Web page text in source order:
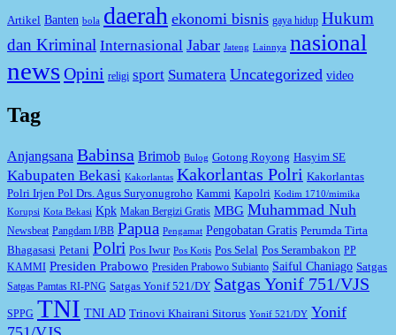
Artikel Banten bola daerah ekonomi bisnis gaya hidup Hukum
dan Kriminal Internasional Jabar Jateng Lainnya nasional
newsOpini religi sport Sumatera Uncategorized video
Tag
Anjangsana Babinsa Brimob Bulog Gotong Royong Hasyim SE
Kabupaten Bekasi Kakorlantas Kakorlantas Polri Kakorlantas
Polri Irjen Pol Drs. Agus Suryonugroho Kammi Kapolri Kodim 1710/mimika
Korupsi Kota Bekasi Kpk Makan Bergizi Gratis MBG Muhammad Nuh
Newsbeat Pangdam I/BB Papua Pengamat Pengobatan Gratis Perumda Tirta
Bhagasasi Petani Polri Pos Iwur Pos Kotis Pos Selal Pos Serambakon PP
KAMMI Presiden Prabowo Presiden Prabowo Subianto Saiful Chaniago Satgas
Satgas Pamtas RI-PNG Satgas Yonif 521/DY Satgas Yonif 751/VJS
SPPG TNI TNI AD Trinovi Khairani Sitorus Yonif 521/DY Yonif